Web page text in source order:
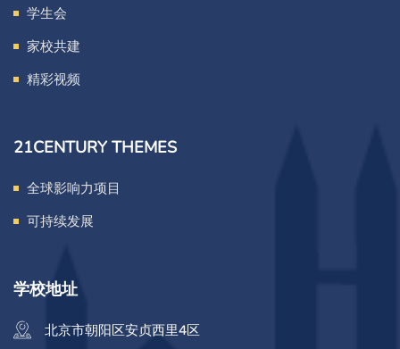
学生会
家校共建
精彩视频
21CENTURY THEMES
全球影响力项目
可持续发展
学校地址
北京市朝阳区安贞西里4区